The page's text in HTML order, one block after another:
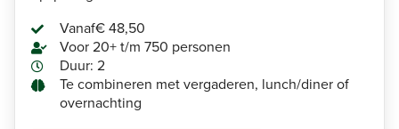
Vanaf€ 48,50
Voor 20+ t/m 750 personen
Duur: 2
Te combineren met vergaderen, lunch/diner of
overnachting